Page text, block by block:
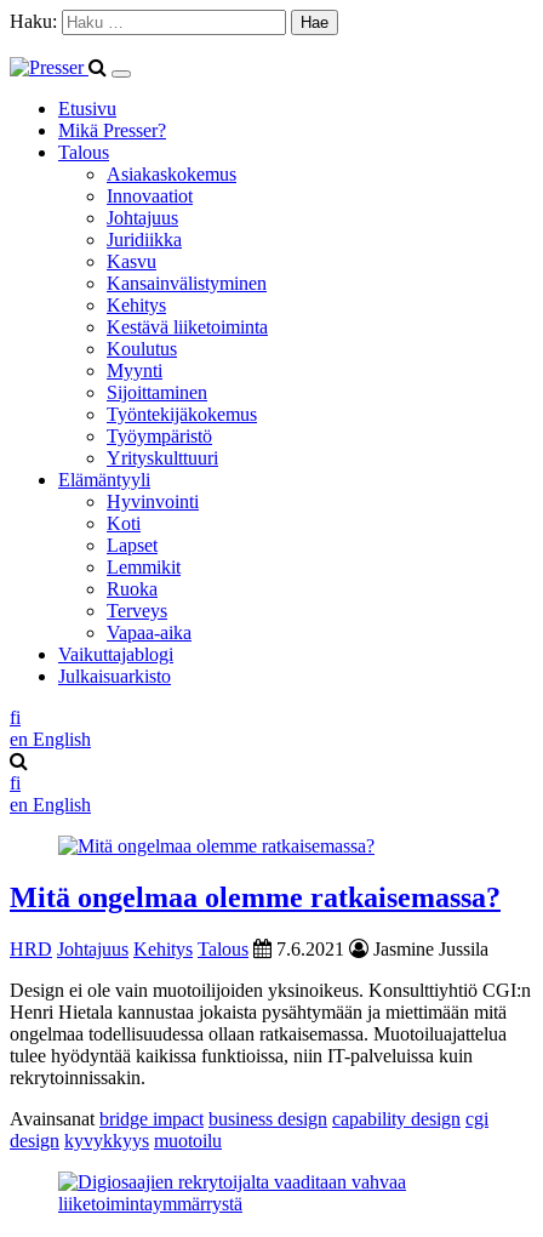
Haku:
Etusivu
Mikä Presser?
Talous
Asiakaskokemus
Innovaatiot
Johtajuus
Juridiikka
Kasvu
Kansainvälistyminen
Kehitys
Kestävä liiketoiminta
Koulutus
Myynti
Sijoittaminen
Työntekijäkokemus
Työympäristö
Yrityskulttuuri
Elämäntyyli
Hyvinvointi
Koti
Lapset
Lemmikit
Ruoka
Terveys
Vapaa-aika
Vaikuttajablogi
Julkaisuarkisto
fi
en English
fi
en English
Mitä ongelmaa olemme ratkaisemassa?
HRD Johtajuus Kehitys Talous 7.6.2021
Jasmine Jussila
Design ei ole vain muotoilijoiden yksinoikeus. Konsulttiyhtiö CGI:n
Henri Hietala kannustaa jokaista pysähtymään ja miettimään mitä
ongelmaa todellisuudessa ollaan ratkaisemassa. Muotoiluajattelua
tulee hyödyntää kaikissa funktioissa, niin IT-palveluissa kuin
rekrytoinnissakin.
Avainsanat bridge impact business design capability design cgi
design kyvykkyys muotoilu